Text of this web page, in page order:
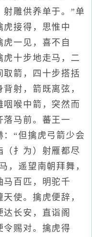
雕供养单于。”单
虎接得，思惟中
一见，喜不自
虎十步地走马，二
取箭，四十步搭括
射，箭既离弦，
咽喉中箭，突然而
落马前。蕃王一
：“但擒虎弓箭少会
（扌为）射雁都尽
，遥望南朝拜舞，
马百匹，明驼千
使。擒虎便辞，
长安，直诣阁
令赐对。擒虎得